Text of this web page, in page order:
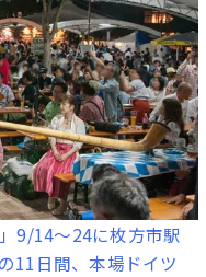
9/14〜24に枚方市駅
11日間、本場ドイツ